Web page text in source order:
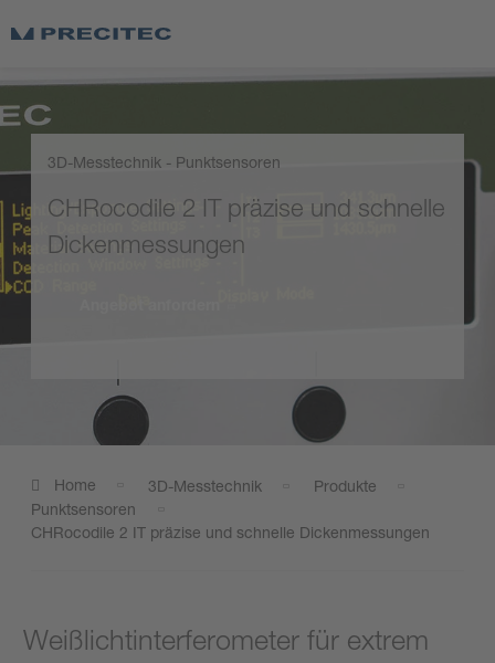
3D-Messtechnik - Punktsensoren
CHRocodile 2 IT präzise und schnelle
Dickenmessungen
Home 3D-Messtechnik
Produkte
Punktsensoren
CHRocodile 2 IT präzise und schnelle Dickenmessungen
Weißlichtinterferometer für extrem